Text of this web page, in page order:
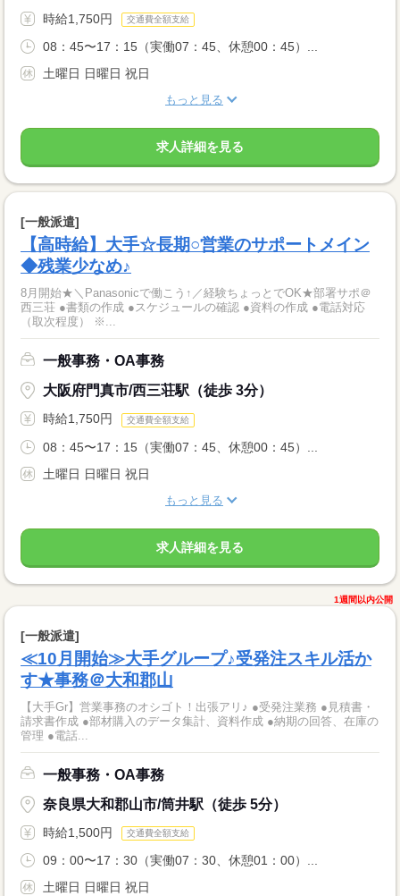
時給1,750円 交通費全額支給
08：45〜17：15（実働07：45、休憩00：45）...
土曜日 日曜日 祝日
もっと見る
求人詳細を見る
[一般派遣]
【高時給】大手☆長期○営業のサポートメイン
◆残業少なめ♪
8月開始★＼Panasonicで働こう↑／経験ちょっとでOK★部署サポ＠
西三荘 ●書類の作成 ●スケジュールの確認 ●資料の作成 ●電話対応
（取次程度） ※...
一般事務・OA事務
大阪府門真市/西三荘駅（徒歩 3分）
時給1,750円 交通費全額支給
08：45〜17：15（実働07：45、休憩00：45）...
土曜日 日曜日 祝日
もっと見る
求人詳細を見る
1週間以内公開
[一般派遣]
≪10月開始≫大手グループ♪受発注スキル活か
す★事務＠大和郡山
【大手Gr】営業事務のオシゴト！出張アリ♪ ●受発注業務 ●見積書・
請求書作成 ●部材購入のデータ集計、資料作成 ●納期の回答、在庫の
管理 ●電話...
一般事務・OA事務
奈良県大和郡山市/筒井駅（徒歩 5分）
時給1,500円 交通費全額支給
09：00〜17：30（実働07：30、休憩01：00）...
土曜日 日曜日 祝日